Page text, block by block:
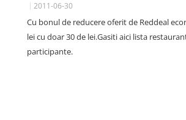
2011-06-30
Cu bonul de reducere oferit de Reddeal
lei cu doar 30 de lei.Gasiti aici lista
participante.
07 August 12:58